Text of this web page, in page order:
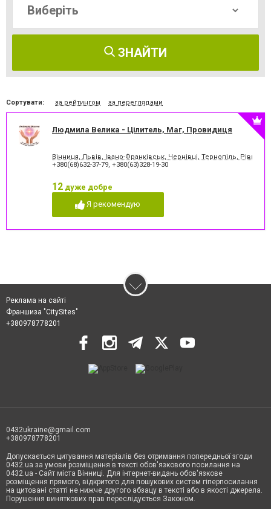
ЗНАЙТИ
Сортувати: за рейтингом за переглядами
Людмила Велика - Цілитель, Маг, Провидиця
Вінниця, Львів, Івано-Франківськ, Чернівці, Тернопіль,
+380(68)632-37-79, +380(63)328-19-30
12 дуже добре
Я рекомендую
Реклама на сайті
Франшиза "CitySites"
+380978778201
0432ukraine@gmail.com
+380978778201
Допускається цитування матеріалів без отримання попередньої згоди
0432.ua за умови розміщення в тексті обов'язкового посилання на
0432.ua - Сайт міста Вінниці. Для інтернет-видань обов'язкове
розміщення прямого, відкритого для пошукових систем гіперпосилання
на цитовані статті не нижче другого абзацу в тексті або в якості джерела.
Порушення виняткових прав переслідується Законом.